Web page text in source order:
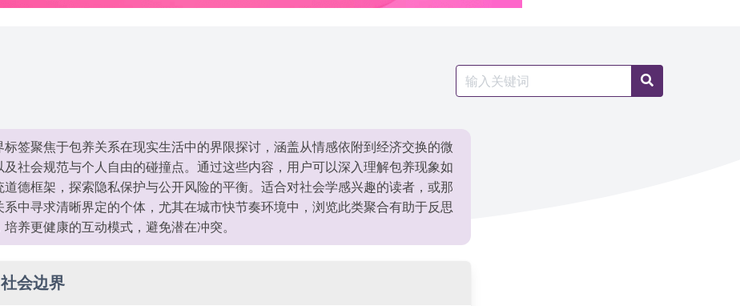
Search
for:
Search
标签聚焦于包养关系在现实生活中的界限探讨，涵盖从情感依附到经济交换的微
及社会规范与个人自由的碰撞点。通过这些内容，用户可以深入理解包养现象如
道德框架，探索隐私保护与公开风险的平衡。适合对社会学感兴趣的读者，或那
系中寻求清晰界定的个体，尤其在城市快节奏环境中，浏览此类聚合有助于反思
培养更健康的互动模式，避免潜在冲突。
社会边界